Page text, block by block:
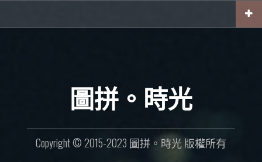
content
圖拼。時光
Copyright © 2015-2023 圖拼。時光 版權所有